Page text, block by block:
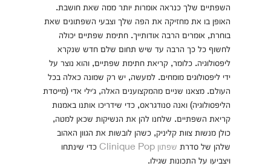
השפתיים שלך כנראה אומרות יותר ממה שאת חושבת.
האופן בו את מחזיקה את הפה שלך וצבעי השפתונים שאת
בוחרת, אומרים הרבה אודותייך. חתימת שפתיים יכולה
לחשוף כל כך הרבה עד שיש תחום שלם חדש שנקרא
ליפסולוגיה. כלומר, קריאת חתימת שפתיים, והוא נוצר על
ידי ליפסולוגים מומחים. למעשה, יש רק שמונה כאלה בכל
העולם. מצאנו שניים מהמקצוענים האלה, ג׳ילי אדי (מייסדת
הליפסולוגיה) ואנה סנודגראס, כדי שידריכו אותנו באמנות
קריאת השפתיים. שלחנו להן את הנשיקות שכאן למטה,
כולן מנשות צוות קליניק, כשהן לובשות את הגוון האהוב
שלהן של סדרת שפתון Clinique Pop
כדי שינתחו
ויצביעו על התכונות שגילו.